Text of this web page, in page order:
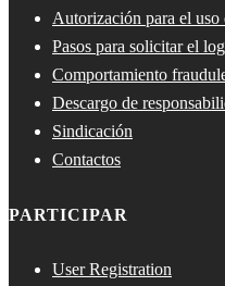
Autorización para el
Pasos para solicitar el
Comportamiento
Descargo de
Sindicación
Contactos
PARTICIPAR
User Registration